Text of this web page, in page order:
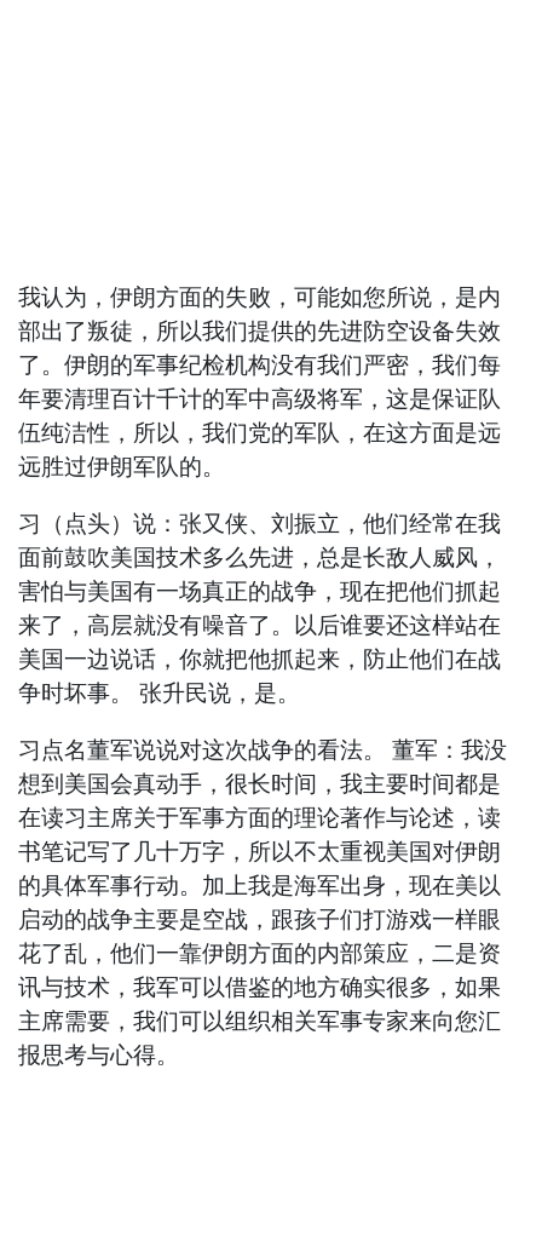
我认为，伊朗方面的失败，可能如您所说，是内
部出了叛徒，所以我们提供的先进防空设备失效
了。伊朗的军事纪检机构没有我们严密，我们每
年要清理百计千计的军中高级将军，这是保证队
伍纯洁性，所以，我们党的军队，在这方面是远
远胜过伊朗军队的。
习（点头）说：张又侠、刘振立，他们经常在我
面前鼓吹美国技术多么先进，总是长敌人威风，
害怕与美国有一场真正的战争，现在把他们抓起
来了，高层就没有噪音了。以后谁要还这样站在
美国一边说话，你就把他抓起来，防止他们在战
争时坏事。 张升民说，是。
习点名董军说说对这次战争的看法。 董军：我没
想到美国会真动手，很长时间，我主要时间都是
在读习主席关于军事方面的理论著作与论述，读
书笔记写了几十万字，所以不太重视美国对伊朗
的具体军事行动。加上我是海军出身，现在美以
启动的战争主要是空战，跟孩子们打游戏一样眼
花了乱，他们一靠伊朗方面的内部策应，二是资
讯与技术，我军可以借鉴的地方确实很多，如果
主席需要，我们可以组织相关军事专家来向您汇
报思考与心得。